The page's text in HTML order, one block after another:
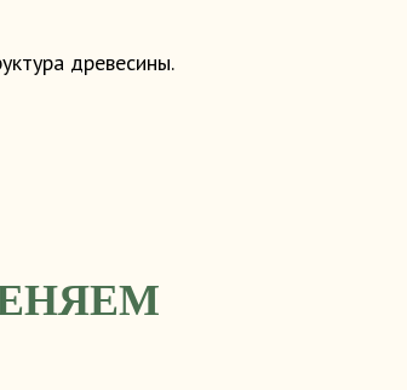
древесины.